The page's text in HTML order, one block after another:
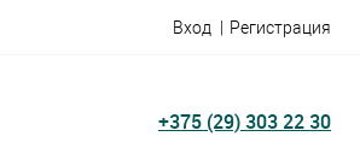
Вход Регистрация
+375 (29) 303 22 30